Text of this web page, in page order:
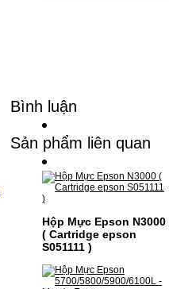
Bình luận
Sản phẩm liên quan
Hộp Mực Epson N3000
( Cartridge epson
S051111 )